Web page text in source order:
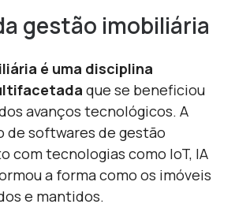
gestão imobiliária
é uma disciplina
que se beneficiou
avanços tecnológicos. A
de softwares de gestão
com tecnologias como IoT, IA
a forma como os imóveis
e mantidos.